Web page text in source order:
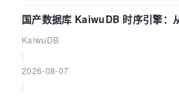
国产数据库 KaiwuDB 时序引擎：
技术路径
KaiwuDB
2026-08-07